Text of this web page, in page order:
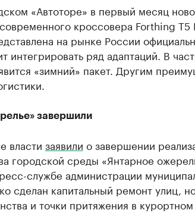
«Автоторе» в первый месяц
кроссовера Forthing T5
на рынке России
интегрировать ряд адаптаций. В
«зимний» пакет. Другим
завершили
власти заявили о завершении
городской среды «Янтарное
службе администрации
сделан капитальный ремонт улиц,
и точки притяжения в